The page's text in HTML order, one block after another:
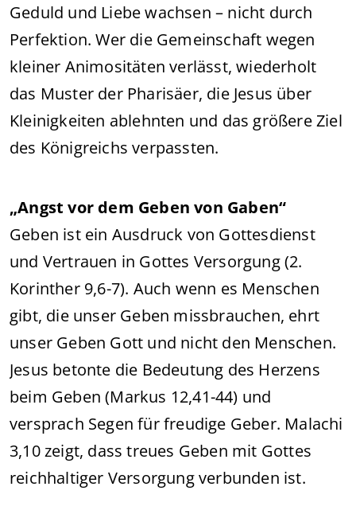
Geduld und Liebe wachsen – nicht durch
Perfektion. Wer die Gemeinschaft wegen
kleiner Animositäten verlässt, wiederholt
das Muster der Pharisäer, die Jesus über
Kleinigkeiten ablehnten und das größere Ziel
des Königreichs verpassten.
„Angst vor dem Geben von Gaben“
Geben ist ein Ausdruck von Gottesdienst
und Vertrauen in Gottes Versorgung (2.
Korinther 9,6-7). Auch wenn es Menschen
gibt, die unser Geben missbrauchen, ehrt
unser Geben Gott und nicht den Menschen.
Jesus betonte die Bedeutung des Herzens
beim Geben (Markus 12,41-44) und
versprach Segen für freudige Geber. Malachi
3,10 zeigt, dass treues Geben mit Gottes
reichhaltiger Versorgung verbunden ist.